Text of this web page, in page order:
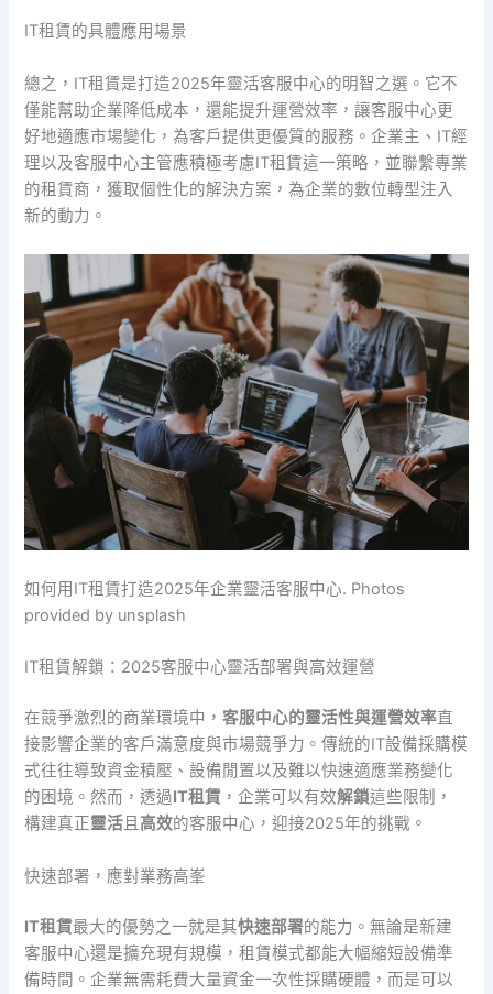
IT租賃的具體應用場景
總之，IT租賃是打造2025年靈活客服中心的明智之選。它不
僅能幫助企業降低成本，還能提升運營效率，讓客服中心更
好地適應市場變化，為客戶提供更優質的服務。企業主、IT經
理以及客服中心主管應積極考慮IT租賃這一策略，並聯繫專業
的租賃商，獲取個性化的解決方案，為企業的數位轉型注入
新的動力。
如何用IT租賃打造2025年企業靈活客服中心. Photos
provided by unsplash
IT租賃解鎖：2025客服中心靈活部署與高效運營
在競爭激烈的商業環境中，客服中心的靈活性與運營效率直
接影響企業的客戶滿意度與市場競爭力。傳統的IT設備採購模
式往往導致資金積壓、設備閒置以及難以快速適應業務變化
的困境。然而，透過IT租賃 ，企業可以有效解鎖這些限制，
構建真正靈活 且 高效的客服中心，迎接2025年的挑戰。
快速部署，應對業務高峯
IT租賃最大的優勢之一就是其快速部署的能力。無論是新建
客服中心還是擴充現有規模，租賃模式都能大幅縮短設備準
備時間。企業無需耗費大量資金一次性採購硬體，而是可以